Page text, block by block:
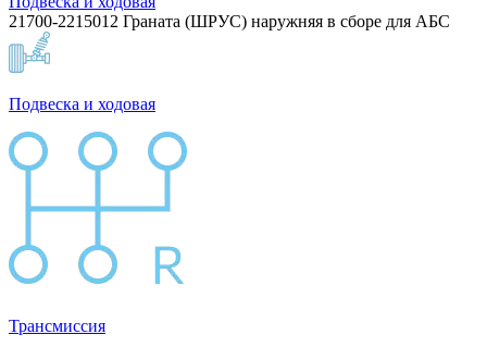
21700-2215012 Граната (ШРУС) наружняя в сборе для АБС
Подвеска и ходовая
Трансмиссия